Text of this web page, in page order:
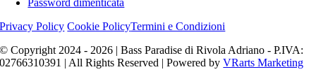
Password dimenticata
Privacy Policy Cookie PolicyTermini e Condizioni
© Copyright 2024 - 2026 | Bass Paradise di Rivola Adriano - P.IVA:
02766310391 | All Rights Reserved | Powered byVRarts Marketing